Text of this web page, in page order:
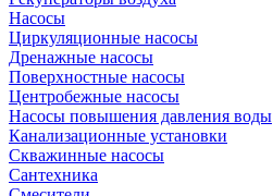
Насосы
Циркуляционные насосы
Дренажные насосы
Поверхностные насосы
Центробежные насосы
Насосы повышения давления воды
Канализационные установки
Скважинные насосы
Сантехника